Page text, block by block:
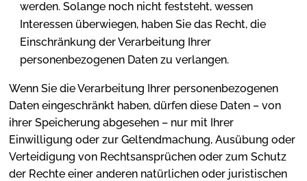
werden. Solange noch nicht feststeht, wessen
Interessen überwiegen, haben Sie das Recht, die
Einschränkung der Verarbeitung Ihrer
personenbezogenen Daten zu verlangen.
Wenn Sie die Verarbeitung Ihrer personenbezogenen
Daten eingeschränkt haben, dürfen diese Daten – von
ihrer Speicherung abgesehen – nur mit Ihrer
Einwilligung oder zur Geltendmachung, Ausübung oder
Verteidigung von Rechtsansprüchen oder zum Schutz
der Rechte einer anderen natürlichen oder juristischen